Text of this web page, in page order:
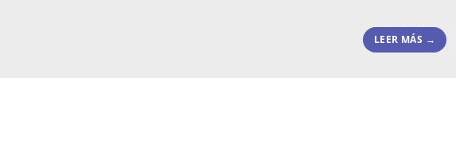
LEER MÁS →